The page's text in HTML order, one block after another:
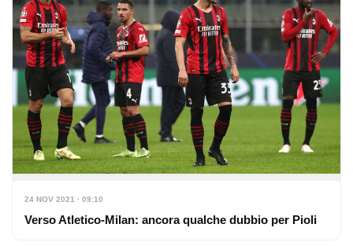
24 NOV 2021 · 09:10
Verso Atletico-Milan: ancora qualche dubbio per Pioli